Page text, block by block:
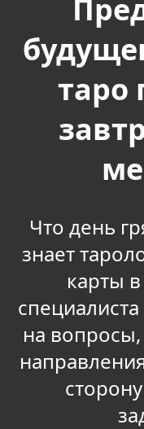
таро
Что день
знает
карты
на